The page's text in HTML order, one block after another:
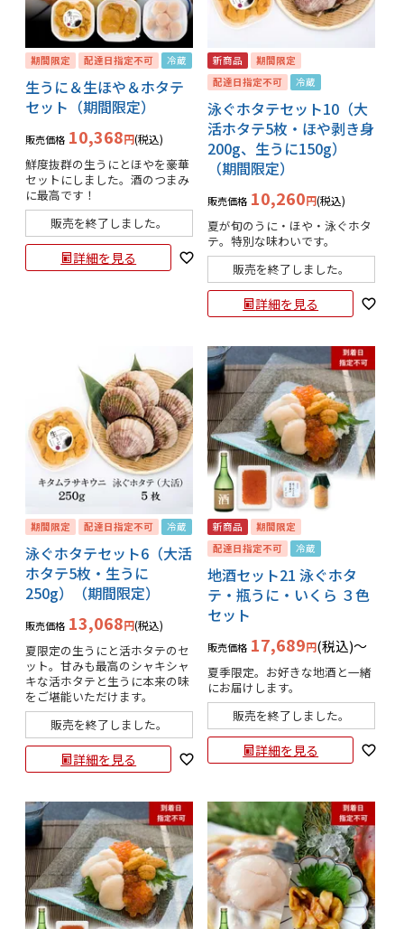
期間限定 配達日指定不可 冷蔵
生うに＆生ほや＆ホタテ
セット（期間限定）
販売価格 10,368 税込
鮮度抜群の生うにとほやを豪華
セットにしました。酒のつまみ
に最高です！
販売を終了しました。
詳細を見る
新商品
期間限定
配達日指定不可
冷蔵
泳ぐホタテセット10（大
活ホタテ5枚・ほや剥き身
200g、生うに150g）
（期間限定）
販売価格 10,260 税込
夏が旬のうに・ほや・泳ぐホタ
テ。特別な味わいです。
販売を終了しました。
詳細を見る
期間限定 配達日指定不可 冷蔵
泳ぐホタテセット6（大活
ホタテ5枚・生うに
250g）（期間限定）
販売価格 13,068 税込
夏限定の生うにと活ホタテのセ
ット。甘みも最高のシャキシャ
キな活ホタテと生うに本来の味
をご堪能いただけます。
販売を終了しました。
詳細を見る
新商品
期間限定
配達日指定不可
冷蔵
地酒セット21 泳ぐホタ
テ・瓶うに・いくら ３色
セット
販売価格 17,689 税込 〜
夏季限定。お好きな地酒と一緒
にお届けします。
販売を終了しました。
詳細を見る